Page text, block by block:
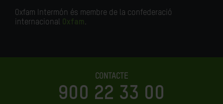
Oxfam Intermón és membre de la confederació
internacional Oxfam.
CONTACTE
900 22 33 00